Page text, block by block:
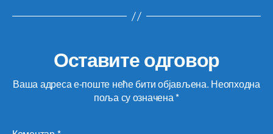
Оставите одговор
Ваша адреса е-поште неће бити објављена. Неопходна
поља су означена*